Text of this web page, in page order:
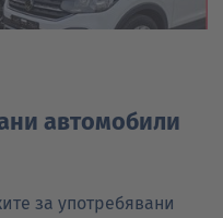
автомобили
за употребявани